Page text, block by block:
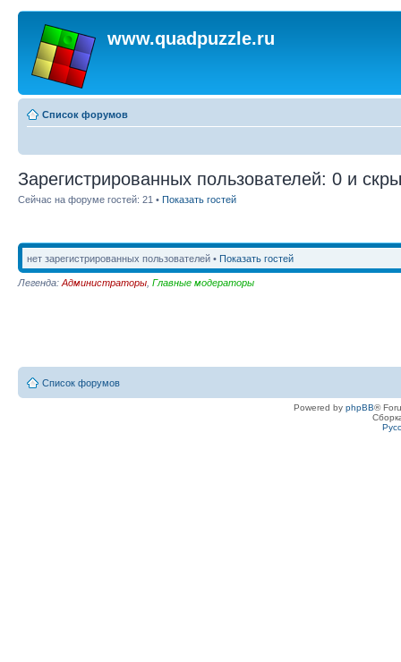
www.quadpuzzle.ru
Список форумов
Зарегистрированных пользователей: 0 и
Сейчас на форуме гостей: 21 • Показать гостей
нет зарегистрированных пользователей • Показать гостей
Легенда: Администраторы Главные модераторы
Список форумов
Powered by phpBB®